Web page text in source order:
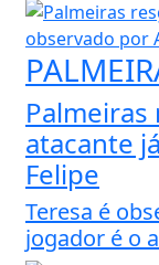
Palmeiras
atacante
Felipe
Teresa é
jogador é o